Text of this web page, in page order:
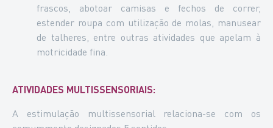
frascos, abotoar camisas e fechos de correr,
estender roupa com utilização de molas, manusear
de talheres, entre outras atividades que apelam à
motricidade fina.
ATIVIDADES MULTISSENSORIAIS:
A estimulação multissensorial relaciona-se com os